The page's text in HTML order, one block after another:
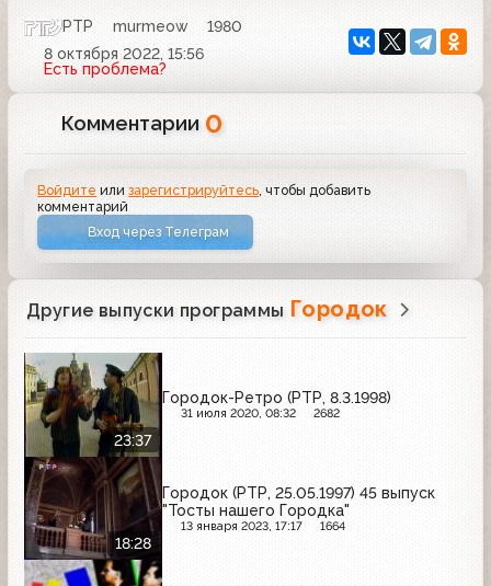
РТР murmeow
1980
8 октября 2022, 15:56
Есть проблема?
Комментарии 0
Войдите илизарегистрируйтесь , чтобы добавить
комментарий
Вход через Телеграм
Другие выпуски программы Городок
23:37
Городок-Ретро (РТР, 8.3.1998)
31 июля 2020, 08:32 2682
18:28
Городок (РТР, 25.05.1997) 45 выпуск
"Тосты нашего Городка"
13 января 2023, 17:17 1664